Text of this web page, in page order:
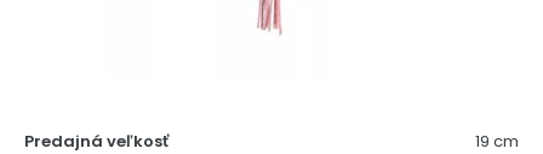
Predajná veľkosť
19 cm